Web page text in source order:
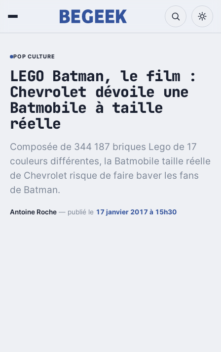
POP CULTURE
LEGO Batman, le film :
Chevrolet dévoile une
Batmobile à taille
réelle
Composée de 344 187 briques Lego de 17
couleurs différentes, la Batmobile taille réelle
de Chevrolet risque de faire baver les fans
de Batman.
Antoine Roche — publié le 17 janvier 2017 à 15h30